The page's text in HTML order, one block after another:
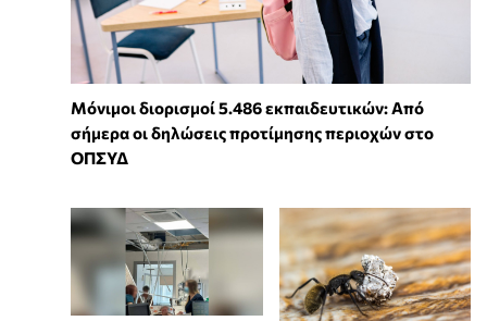
Μόνιμοι διορισμοί 5.486 εκπαιδευτικών: Από
σήμερα οι δηλώσεις προτίμησης περιοχών στο
ΟΠΣΥΔ